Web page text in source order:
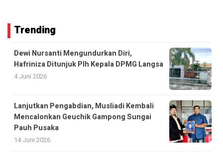
Trending
Dewi Nursanti Mengundurkan Diri,
Hafriniza Ditunjuk Plh Kepala DPMG Langsa
4 Juni 2026
Lanjutkan Pengabdian, Musliadi Kembali
Mencalonkan Geuchik Gampong Sungai
Pauh Pusaka
14 Juni 2026